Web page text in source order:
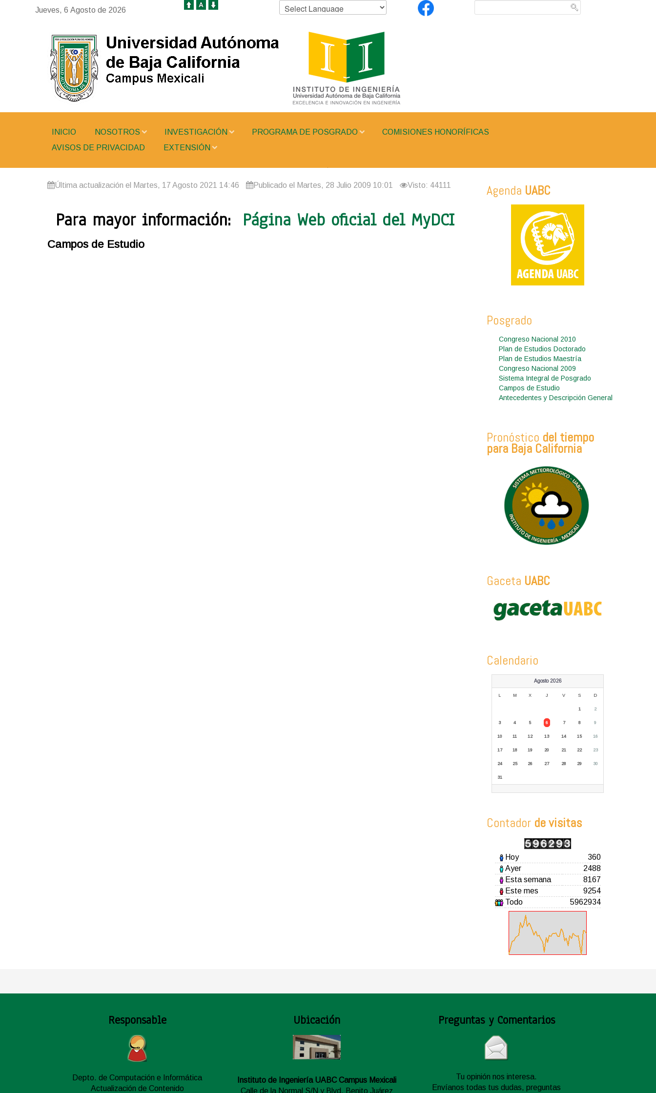
Jueves, 6 Agosto de 2026
INICIO NOSOTROS INVESTIGACIÓN PROGRAMA DE POSGRADO
COMISIONES HONORÍFICAS
AVISOS DE PRIVACIDAD
EXTENSIÓN
Última actualización el Martes, 17 Agosto 2021 14:46 Publicado el Martes, 28 Julio 2009 10:01 Visto: 44111
Para mayor información: Página Web oficial del MyDCI
Campos de Estudio
Agenda UABC
Posgrado
Congreso Nacional 2010
Plan de Estudios Doctorado
Plan de Estudios Maestría
Congreso Nacional 2009
Sistema Integral de Posgrado
Campos de Estudio
Antecedentes y Descripción General
Pronóstico del tiempo
para Baja California
Gaceta UABC
Calendario
Agosto 2026
L M X J V S D
1 2
3 4 5 6 7 8 9
10 11 12 13 14 15 16
17 18 19 20 21 22 23
24 25 26 27 28 29 30
31
Contador de visitas
Hoy
360
Ayer
2488
Esta semana
8167
Este mes
9254
Todo
5962934
Responsable
Depto. de Computación e Informática
Actualización de Contenido
Ubicación
Instituto de Ingeniería UABC Campus Mexicali
Calle de la Normal S/N y Blvd. Benito Juárez
Preguntas y Comentarios
Tu opinión nos interesa.
Envíanos todas tus dudas, preguntas